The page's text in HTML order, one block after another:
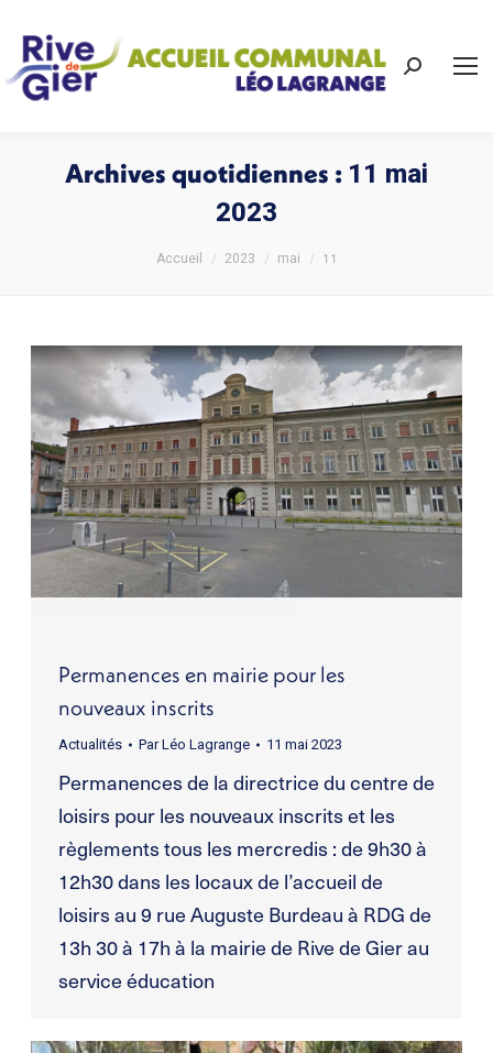
Archives quotidiennes : 11 mai
2023
Vous êtes ici :
Accueil 2023 mai 11
Permanences en mairie pour les
nouveaux inscrits
Actualités ParLéo Lagrange 11 mai 2023
Permanences de la directrice du centre de
loisirs pour les nouveaux inscrits et les
règlements tous les mercredis : de 9h30 à
12h30 dans les locaux de l’accueil de
loisirs au 9 rue Auguste Burdeau à RDG de
13h 30 à 17h à la mairie de Rive de Gier au
service éducation